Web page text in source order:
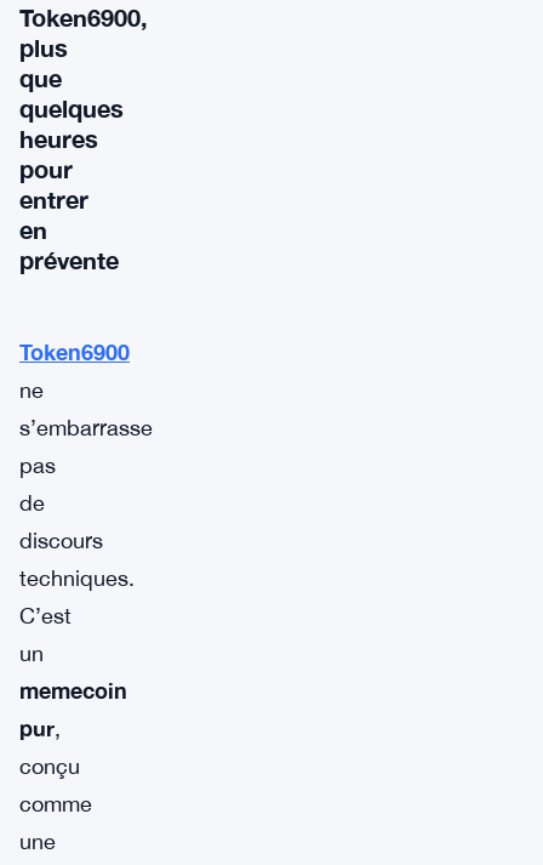
Token6900,
plus
que
quelques
heures
pour
entrer
en
prévente
Token6900
ne
s’embarrasse
pas
de
discours
techniques.
C’est
un
memecoin
pur,
conçu
comme
une